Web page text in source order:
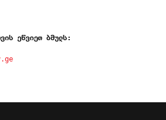
ეწვიეთ ბმულს: